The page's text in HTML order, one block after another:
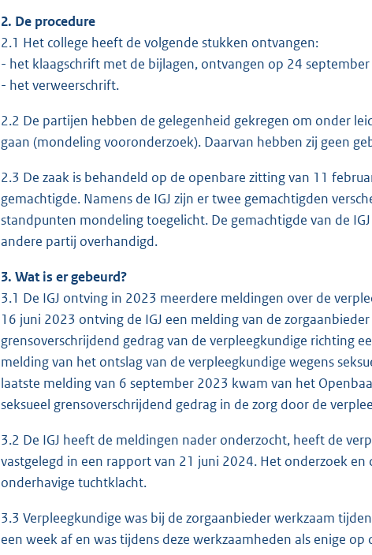
2. De procedure
2.1 Het college heeft de volgende stukken ontvangen:
- het klaagschrift met de bijlagen, ontvangen op 24
- het verweerschrift.
2.2 De partijen hebben de gelegenheid gekregen om onder
gaan (mondeling vooronderzoek). Daarvan hebben zij geen
2.3 De zaak is behandeld op de openbare zitting van 11
gemachtigde. Namens de IGJ zijn er twee gemachtigden
standpunten mondeling toegelicht. De gemachtigde van de
andere partij overhandigd.
3. Wat is er gebeurd?
3.1 De IGJ ontving in 2023 meerdere meldingen over de
16 juni 2023 ontving de IGJ een melding van de
grensoverschrijdend gedrag van de verpleegkundige richting
melding van het ontslag van de verpleegkundige wegens
laatste melding van 6 september 2023 kwam van het
seksueel grensoverschrijdend gedrag in de zorg door de
3.2 De IGJ heeft de meldingen nader onderzocht, heeft de
vastgelegd in een rapport van 21 juni 2024. Het onderzoek
onderhavige tuchtklacht.
3.3 Verpleegkundige was bij de zorgaanbieder werkzaam
een week af en was tijdens deze werkzaamheden als enige op